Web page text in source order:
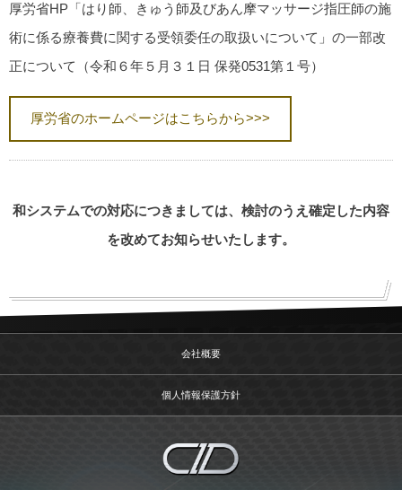
厚労省HP「はり師、きゅう師及びあん摩マッサージ指圧師の施
術に係る療養費に関する受領委任の取扱いについて」の一部改
正について（令和６年５月３１日 保発0531第１号）
厚労省のホームページはこちらから>>>
和システムでの対応につきましては、検討のうえ確定した内容
を改めてお知らせいたします。
会社概要
個人情報保護方針